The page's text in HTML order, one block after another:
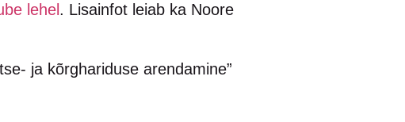
lehel . Lisainfot leiab ka Noore
ja kõrghariduse arendamine”